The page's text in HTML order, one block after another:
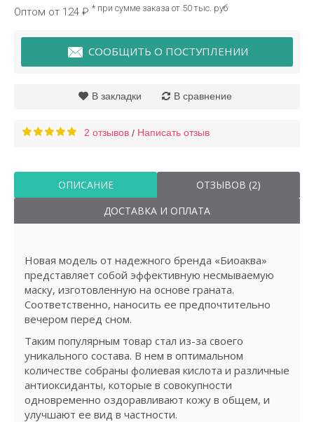
Оптом от 124 ₽ * при сумме заказа от 50 тыс. руб
СООБЩИТЬ О ПОСТУПЛЕНИИ
В закладки В сравнение
2 отзывов / Написать отзыв
ОПИСАНИЕ
ОТЗЫВОВ (2)
ДОСТАВКА И ОПЛАТА
Новая модель от надежного бренда «Биоаква»
представляет собой эффективную несмываемую
маску, изготовленную на основе граната.
Соответственно, наносить ее предпочтительно
вечером перед сном.
Таким популярным товар стал из-за своего
уникального состава. В нем в оптимальном
количестве собраны фолиевая кислота и различные
антиоксиданты, которые в совокупности
одновременно оздоравливают кожу в общем, и
улучшают ее вид в частности.